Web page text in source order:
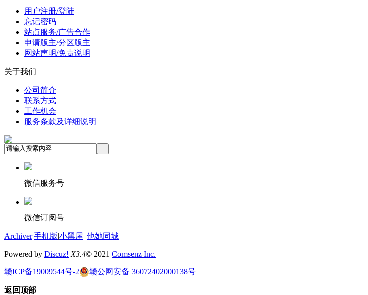
用户注册/登陆
忘记密码
站点服务/广告合作
申请版主/分区版主
网站声明/免责说明
关于我们
公司简介
联系方式
工作机会
服务条款及详细说明
微信服务号
微信订阅号
Archiver|手机版|小黑屋| 他她同城
Powered by Discuz! X3.4© 2021 Comsenz Inc.
赣ICP备19009544号-2 赣公网安备 36072402000138号
返回顶部